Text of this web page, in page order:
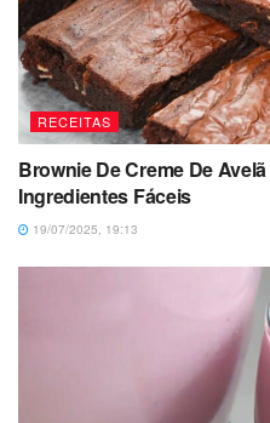
RECEITAS
Brownie De Creme De
Ingredientes Fáceis
19/07/2025, 19:13